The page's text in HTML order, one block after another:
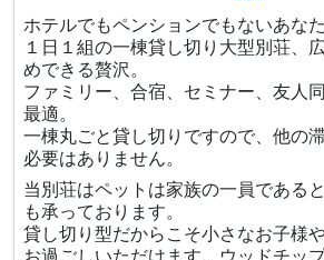
ホテルでもペンションでもないあな
１日１組の一棟貸し切り大型別荘、
めできる贅沢。
ファミリー、合宿、セミナー、友人
最適。
一棟丸ごと貸し切りですので、他の
必要はありません。
当別荘はペットは家族の一員である
も承っております。
貸し切り型だからこそ小さなお子様